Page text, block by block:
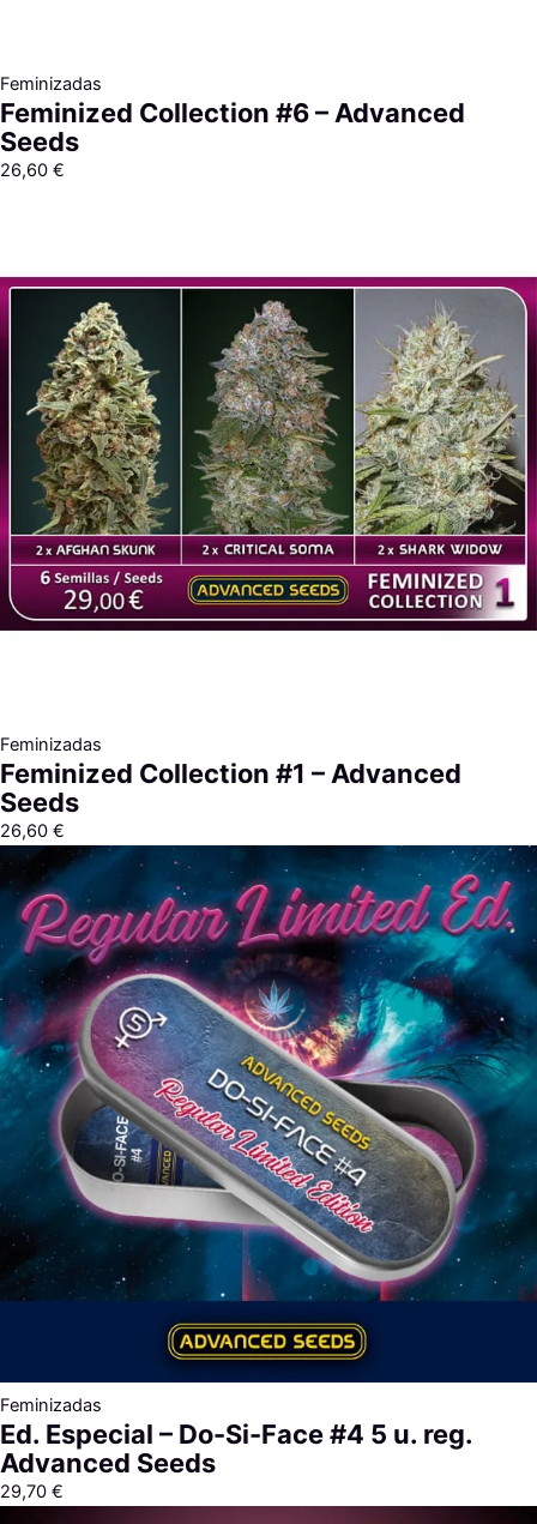
Feminizadas
Feminized Collection #6 – Advanced
Seeds
26,60 €
Feminizadas
Feminized Collection #1 – Advanced
Seeds
26,60 €
Feminizadas
Ed. Especial – Do-Si-Face #4 5 u. reg.
Advanced Seeds
29,70 €